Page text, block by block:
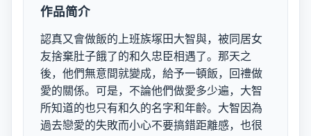
作品简介
認真又會做飯的上班族塚田大智與，被同居女
友捨棄肚子餓了的和久忠臣相遇了。那天之
後，他們無意間就變成，給予一頓飯，回禮做
愛的關係。可是，不論他們做愛多少遍，大智
所知道的也只有和久的名字和年齡。大智因為
過去戀愛的失敗而小心不要搞錯距離感，也很